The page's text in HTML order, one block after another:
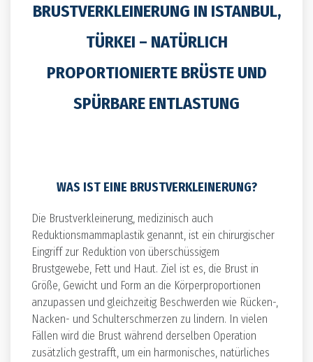
BRUSTVERKLEINERUNG IN ISTANBUL,
TÜRKEI – NATÜRLICH
PROPORTIONIERTE BRÜSTE UND
SPÜRBARE ENTLASTUNG
WAS IST EINE BRUSTVERKLEINERUNG?
Die Brustverkleinerung, medizinisch auch
Reduktionsmammaplastik genannt, ist ein chirurgischer
Eingriff zur Reduktion von überschüssigem
Brustgewebe, Fett und Haut. Ziel ist es, die Brust in
Größe, Gewicht und Form an die Körperproportionen
anzupassen und gleichzeitig Beschwerden wie Rücken-,
Nacken- und Schulterschmerzen zu lindern. In vielen
Fällen wird die Brust während derselben Operation
zusätzlich gestrafft, um ein harmonisches, natürliches